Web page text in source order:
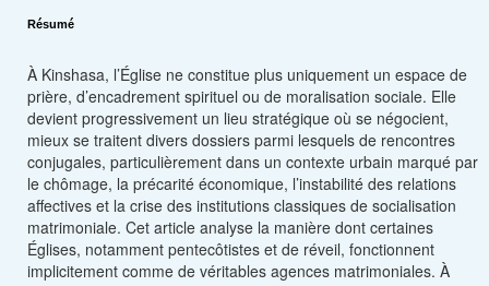
Résumé
À Kinshasa, l’Église ne constitue plus uniquement un espace de
prière, d’encadrement spirituel ou de moralisation sociale. Elle
devient progressivement un lieu stratégique où se négocient,
mieux se traitent divers dossiers parmi lesquels de rencontres
conjugales, particulièrement dans un contexte urbain marqué par
le chômage, la précarité économique, l’instabilité des relations
affectives et la crise des institutions classiques de socialisation
matrimoniale. Cet article analyse la manière dont certaines
Églises, notamment pentecôtistes et de réveil, fonctionnent
implicitement comme de véritables agences matrimoniales. À